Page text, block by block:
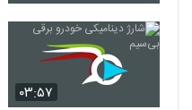
۰۳:۵۷